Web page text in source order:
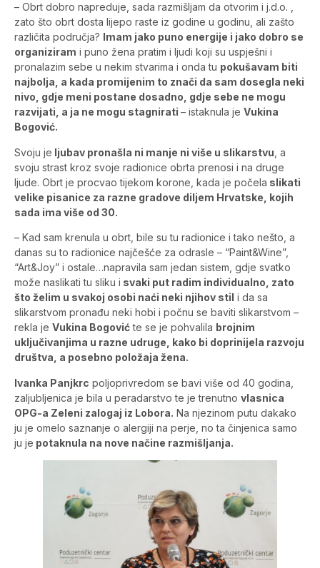
– Obrt dobro napreduje, sada razmišljam da otvorim i j.d.o. ,
zato što obrt dosta lijepo raste iz godine u godinu, ali zašto
različita područja? Imam jako puno energije i jako dobro se
organiziram i puno žena pratim i ljudi koji su uspješni i
pronalazim sebe u nekim stvarima i onda tu pokušavam biti
najbolja, a kada promijenim to znači da sam dosegla neki
nivo, gdje meni postane dosadno, gdje sebe ne mogu
razvijati, a ja ne mogu stagnirati – istaknula je Vukina
Bogović.
Svoju je ljubav pronašla ni manje ni više u slikarstvu , a
svoju strast kroz svoje radionice obrta prenosi i na druge
ljude. Obrt je procvao tijekom korone, kada je počela slikati
velike pisanice za razne gradove diljem Hrvatske, kojih
sada ima više od 30.
– Kad sam krenula u obrt, bile su tu radionice i tako nešto, a
danas su to radionice najčešće za odrasle – “Paint&Wine”,
“Art&Joy” i ostale…napravila sam jedan sistem, gdje svatko
može naslikati tu sliku i svaki put radim individualno, zato
što želim u svakoj osobi naći neki njihov stil i da sa
slikarstvom pronađu neki hobi i počnu se baviti slikarstvom –
rekla je Vukina Bogovićte se je pohvalila brojnim
uključivanjima u razne udruge, kako bi doprinijela razvoju
društva, a posebno položaja žena.
Ivanka Panjkrc poljoprivredom se bavi više od 40 godina,
zaljubljenica je bila u peradarstvo te je trenutno vlasnica
OPG-a Zeleni zalogaj iz Lobora. Na njezinom putu dakako
ju je omelo saznanje o alergiji na perje, no ta činjenica samo
ju je potaknula na nove načine razmišljanja.